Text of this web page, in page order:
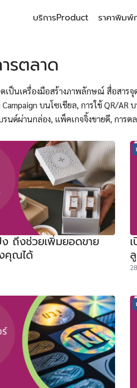
บริการProduct ราคาพิมพ์
รตลาด
ป็นเครื่องมือสร้างภาพลักษณ์ สื่อสา
บนโซเชียล, การใช้ QR/
นด์ผ่านกล่อง, แพ็คเกจจิ้งขายดี, การต
ถึงช่วยเพิ่มยอดขาย
คุณได้